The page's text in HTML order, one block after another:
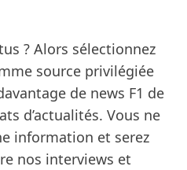
? Alors sélectionnez
source privilégiée
de news F1 de
d’actualités. Vous ne
information et serez
nos interviews et